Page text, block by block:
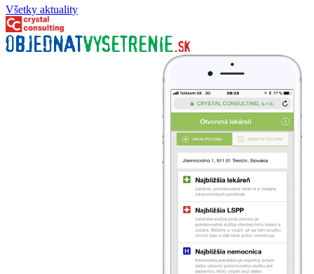
Všetky aktuality